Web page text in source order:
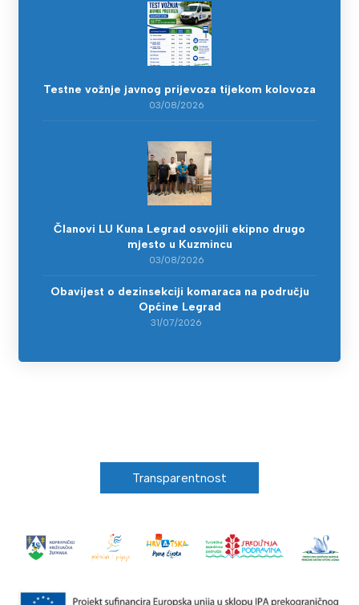
Testne vožnje javnog prijevoza tijekom kolovoza
03/08/2026
Članovi LU Kuna Legrad osvojili ekipno drugo
mjesto u Kuzmincu
03/08/2026
Obavijest o dezinsekciji komaraca na području
Općine Legrad
31/07/2026
Transparentnost